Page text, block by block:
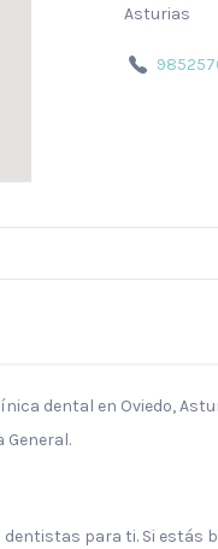
Asturias
dental en Oviedo,
para ti. Si estás